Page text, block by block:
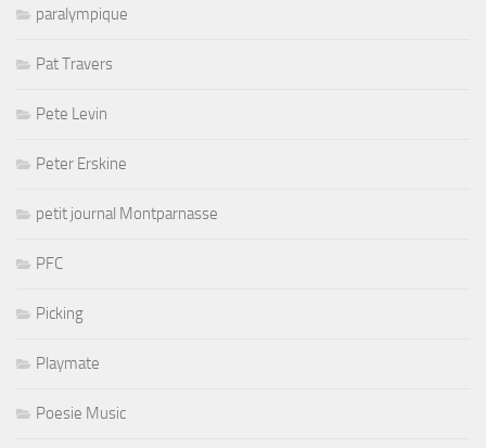
paralympique
Pat Travers
Pete Levin
Peter Erskine
petit journal Montparnasse
PFC
Picking
Playmate
Poesie Music